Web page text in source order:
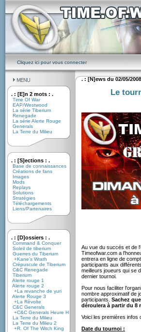
Cliquez ici pour vous connecter
. : [E]n 2 mots : .
Time Of War
EAP/Westwood
La série Tiberium
Renegade
La série Alerte Rouge
Generals
La Terre du Milieu
. : [S]ections : .
Base de connaissances
Créations de fans
Images
Mods
Replays
Solutions
Stratégies
Téléchargements
Liens/Partenaires
. : [D]ossiers : .
Command & Conquer
Soleil de tiberium
Guerres du Tiberium
+Kane's Wrath
Crépuscule de Tiberium
C&C Renegade
Tiberium
Alerte rouge 1
Alerte rouge 2
+La revanche de yuri
Alerte Rouge 3
+La Révolte
C&C Generals
+C&C Generals Heure H
La Terre du Milieu
La Terre du Milieu 2
+R. Of The Witch King
. : [N]ews du 02/05/
Le
Au vue du succés et de
Timeofwar.com a
entrera en ligne de
participants aux
meilleurs joueurs qui se
dernier tournoi.
Pour nous faciliter
nombre approximatif de
participants. Sachez
déroulera à partir du 8
Voici les premières infos
Date du tournoi :